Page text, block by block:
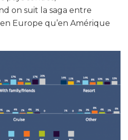
on suit la saga entre
Europe qu’en Amérique